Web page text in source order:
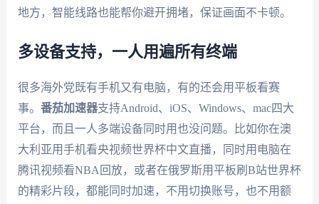
地方，智能线路也能帮你避开拥堵，保证画面不卡顿。
多设备支持，一人用遍所有终端
很多海外党既有手机又有电脑，有的还会用平板看赛
事。 番茄加速器支持Android、iOS、Windows、mac四大
平台，而且一人多端设备同时用也没问题。比如你在澳
大利亚用手机看央视频世界杯中文直播，同时用电脑在
腾讯视频看NBA回放，或者在俄罗斯用平板刷B站世界杯
的精彩片段，都能同时加速，不用切换账号，也不用额